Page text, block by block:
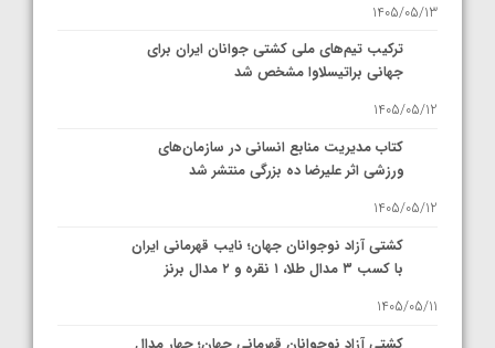
1405/05/13
ترکیب تیم‌های ملی کشتی جوانان ایران برای
جهانی براتیسلاوا مشخص شد
1405/05/12
کتاب مدیریت منابع انسانی در سازمان‌های
ورزشی اثر علیرضا ده بزرگی منتشر شد
1405/05/12
کشتی آزاد نوجوانان جهان؛ نایب قهرمانی ایران
با کسب ۳ مدال طلا، ۱ نقره و ۲ مدال برنز
1405/05/11